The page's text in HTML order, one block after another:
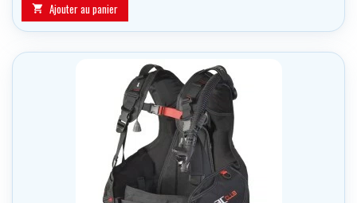
 Ajouter au panier